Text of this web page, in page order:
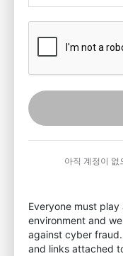
아직 계정이 없
Everyone must play
environment and
against cyber
and links attached